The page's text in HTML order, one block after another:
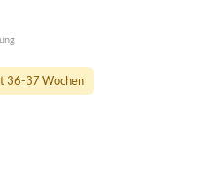
36-37 Wochen